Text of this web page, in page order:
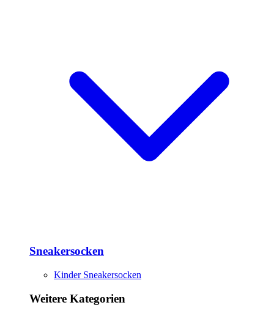
Sneakersocken
Kinder Sneakersocken
Weitere Kategorien